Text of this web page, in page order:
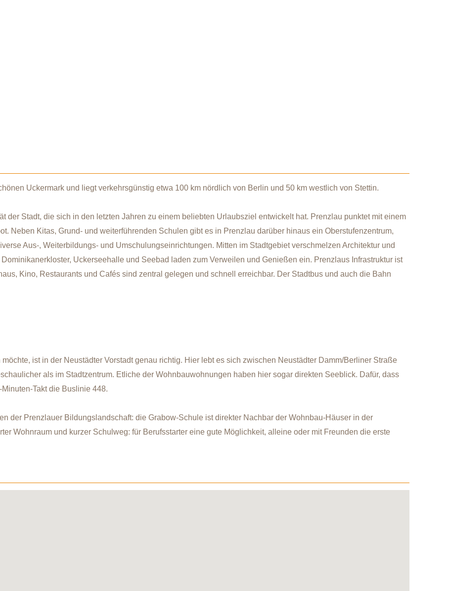
Uckermark und liegt verkehrsgünstig etwa 100 km nördlich von Berlin und 50 km westlich von Stettin.
der Stadt, die sich in den letzten Jahren zu einem beliebten Urlaubsziel entwickelt hat. Prenzlau punktet mit einem
Neben Kitas, Grund- und weiterführenden Schulen gibt es in Prenzlau darüber hinaus ein Oberstufenzentrum,
Aus-, Weiterbildungs- und Umschulungseinrichtungen. Mitten im Stadtgebiet verschmelzen Architektur und
Uckerseehalle und Seebad laden zum Verweilen und Genießen ein. Prenzlaus Infrastruktur ist
Kino, Restaurants und Cafés sind zentral gelegen und schnell erreichbar. Der Stadtbus und auch die Bahn
ist in der Neustädter Vorstadt genau richtig. Hier lebt es sich zwischen Neustädter Damm/Berliner Straße
als im Stadtzentrum. Etliche der Wohnbauwohnungen haben hier sogar direkten Seeblick. Dafür, dass
Takt die Buslinie 448.
der Prenzlauer Bildungslandschaft: die Grabow-Schule ist direkter Nachbar der Wohnbau-Häuser in der
Wohnraum und kurzer Schulweg: für Berufsstarter eine gute Möglichkeit, alleine oder mit Freunden die erste